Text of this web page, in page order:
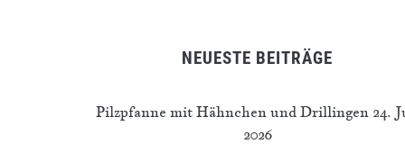
NEUESTE BEITRÄGE
Pilzpfanne mit Hähnchen und Drillingen 24.
2026